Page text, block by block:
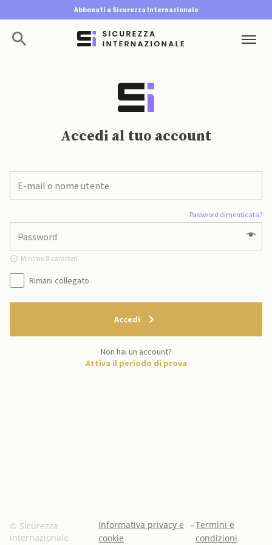
Abbonati a Sicurezza Internazionale
Accedi al tuo account
Password dimenticata?
Minimo 8 caratteri
Rimani collegato
Accedi
Non hai un account?
Attiva il periodo di prova
© Sicurezza
internazionale
Informativa privacy e
cookie
-Termini e
condizioni